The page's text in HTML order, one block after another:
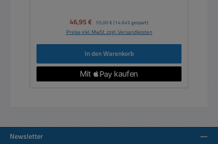
Verkaufspreis:
46,95 € Regulärer Preis:
55,00 € (14.64% gespart)
Preise inkl. MwSt. zzgl. Versandkosten
In den Warenkorb
Newsletter